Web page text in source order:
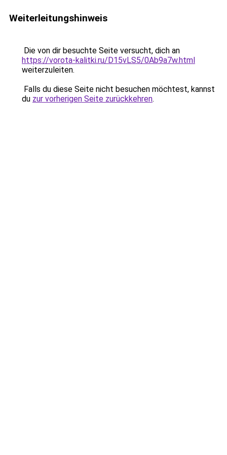
Weiterleitungshinweis
Die von dir besuchte Seite versucht, dich an
https://vorota-kalitki.ru/D15vLS5/0Ab9a7w.html
weiterzuleiten.
Falls du diese Seite nicht besuchen möchtest, kannst
du zur vorherigen Seite zurückkehren.